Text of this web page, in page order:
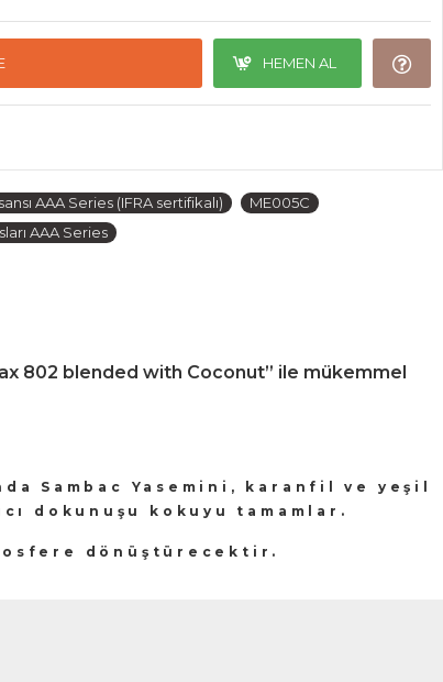
HEMEN AL
AAA Series (IFRA sertifikalı)
ME005C
AAA Series
802 blended with Coconut” ile mükemmel
Sambac Yasemini, karanfil ve yeşil
dokunuşu kokuyu tamamlar.
dönüştürecektir.